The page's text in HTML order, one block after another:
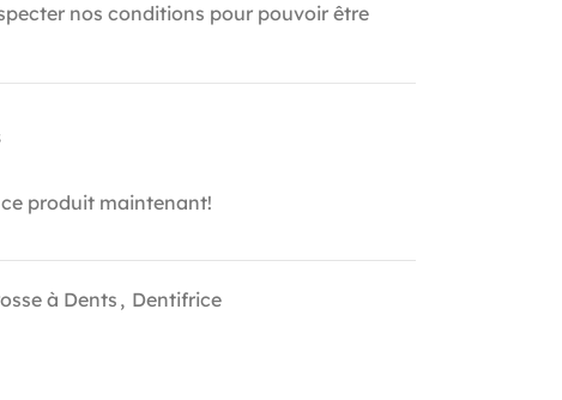
nos conditions pour pouvoir être
produit maintenant!
à Dents , Dentifrice